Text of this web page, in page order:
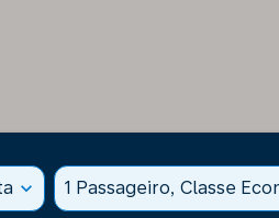
expand_more 1 Passageiro, Classe